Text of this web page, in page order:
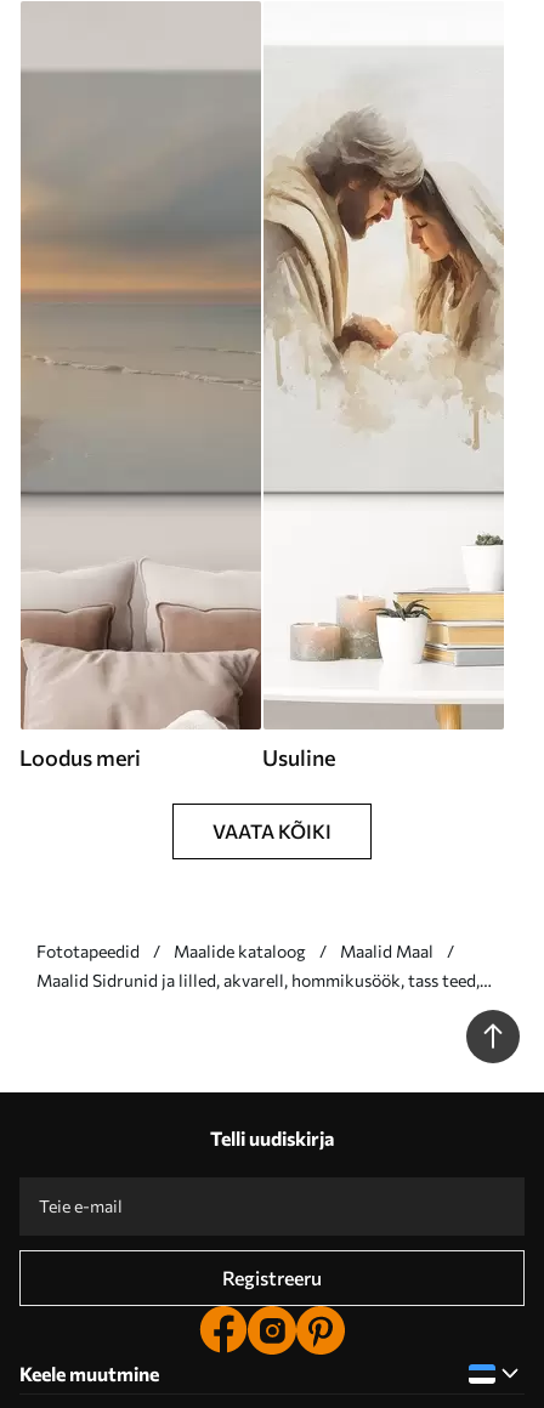
Loodus meri Usuline
VAATA KÕIKI
Fototapeedid Maalide kataloog
Maalid Maal
Maalid Sidrunid ja lilled, akvarell, hommikusöök, tass teed,
Telli uudiskirja
Registreeru
Keele muutmine